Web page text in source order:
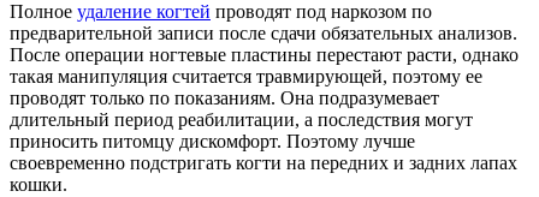
Полное удаление когтей проводят под наркозом по
предварительной записи после сдачи обязательных анализов.
После операции ногтевые пластины перестают расти, однако
такая манипуляция считается травмирующей, поэтому ее
проводят только по показаниям. Она подразумевает
длительный период реабилитации, а последствия могут
приносить питомцу дискомфорт. Поэтому лучше
своевременно подстригать когти на передних и задних лапах
кошки.